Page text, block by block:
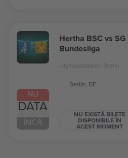
NU
DATA
ÎNCĂ
Hertha BSC vs
Bundesliga
Olympiastadion Berlin
Berlin, DE
NU EXISTĂ BILETE
DISPONIBILE ÎN
ACEST MOMENT